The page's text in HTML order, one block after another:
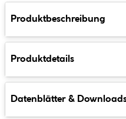
Produktbeschreibung
Produktdetails
Datenblätter &